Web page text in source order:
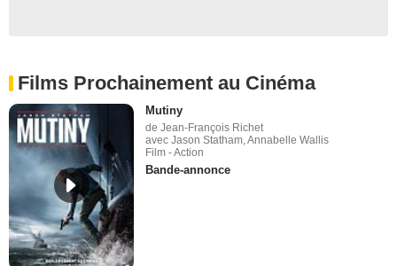
Films Prochainement au Cinéma
Mutiny
de Jean-François Richet
avec Jason Statham, Annabelle Wallis
Film - Action
Bande-annonce